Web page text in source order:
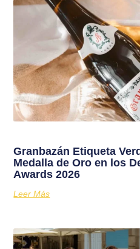
Granbazán Etiqueta
Medalla de Oro en los
Awards 2026
Leer Más